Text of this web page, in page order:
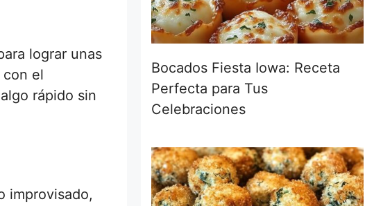
lograr unas
el
rápido sin
improvisado,
Bocados Fiesta Iowa: Receta
Perfecta para Tus
Celebraciones